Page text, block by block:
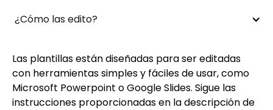
¿Cómo las edito?
Las plantillas están diseñadas para ser editadas
con herramientas simples y fáciles de usar, como
Microsoft Powerpoint o Google Slides. Sigue las
instrucciones proporcionadas en la descripción de